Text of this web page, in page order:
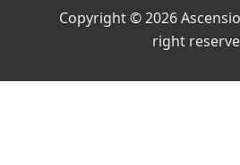
Copyright © 2026
right